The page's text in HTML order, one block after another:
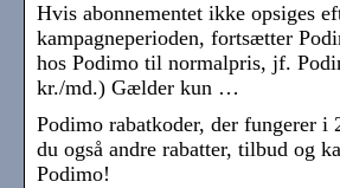
Hvis abonnementet ikke opsiges
kampagneperioden, fortsætter
hos Podimo til normalpris, jf.
kr./md.) Gælder kun …
Podimo rabatkoder, der fungerer i
du også andre rabatter, tilbud og
Podimo!